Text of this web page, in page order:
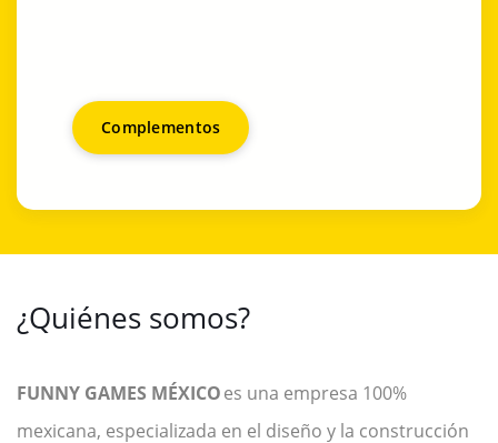
Complementos
¿Quiénes somos?
FUNNY GAMES MÉXICOes una empresa 100%
mexicana, especializada en el diseño y la construcción